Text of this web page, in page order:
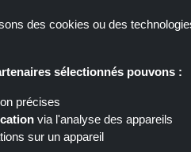
Shoppingspout
des cookies ou des
sélectionnés pouvons :
précises
via l'analyse des appareils
sur un appareil